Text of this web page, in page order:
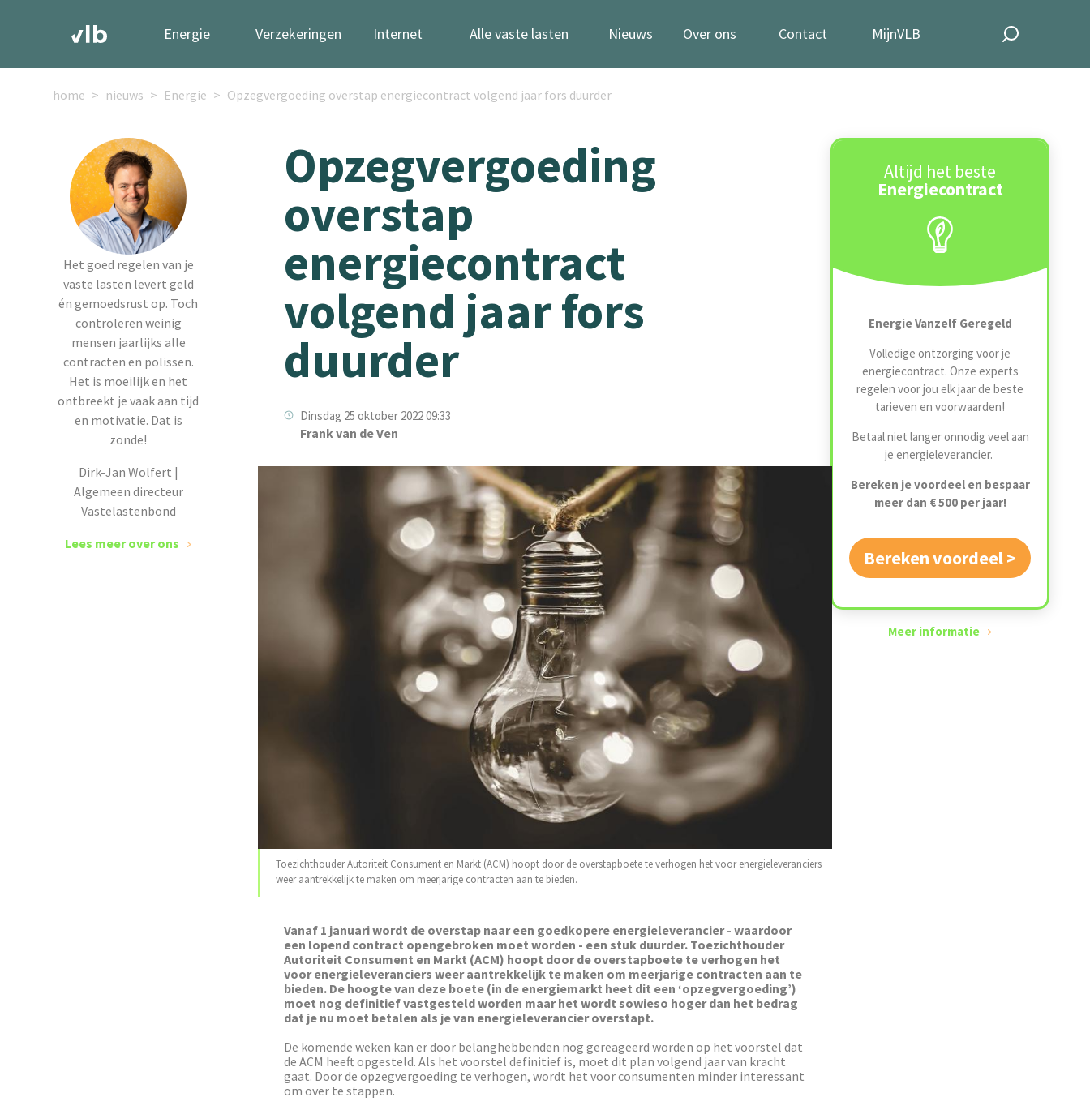
Energie Verzekeringen Internet Alle vaste lasten Nieuws Over ons Contact MijnVLB
home nieuws Energie Opzegvergoeding overstap energiecontract volgend jaar fors duurder
Het goed regelen van je
vaste lasten levert geld
én gemoedsrust op. Toch
controleren weinig
mensen jaarlijks alle
contracten en polissen.
Het is moeilijk en het
ontbreekt je vaak aan tijd
en motivatie. Dat is
zonde!
Dirk-Jan Wolfert |
Algemeen directeur
Vastelastenbond
Lees meer over ons
Altijd het beste
Energiecontract
Energie Vanzelf Geregeld
Volledige ontzorging voor je
energiecontract. Onze experts
regelen voor jou elk jaar de beste
tarieven en voorwaarden!
Betaal niet langer onnodig veel aan
je energieleverancier.
Bereken je voordeel en bespaar
meer dan € 500 per jaar!
Bereken voordeel >
Meer informatie
Opzegvergoeding
overstap
energiecontract
volgend jaar fors
duurder
Dinsdag 25 oktober 2022 09:33
Frank van de Ven
Toezichthouder Autoriteit Consument en Markt (ACM) hoopt door de overstapboete te verhogen het voor energieleveranciers
weer aantrekkelijk te maken om meerjarige contracten aan te bieden.
Vanaf 1 januari wordt de overstap naar een goedkopere energieleverancier - waardoor
een lopend contract opengebroken moet worden - een stuk duurder. Toezichthouder
Autoriteit Consument en Markt (ACM) hoopt door de overstapboete te verhogen het
voor energieleveranciers weer aantrekkelijk te maken om meerjarige contracten aan te
bieden. De hoogte van deze boete (in de energiemarkt heet dit een ‘opzegvergoeding’)
moet nog definitief vastgesteld worden maar het wordt sowieso hoger dan het bedrag
dat je nu moet betalen als je van energieleverancier overstapt.
De komende weken kan er door belanghebbenden nog gereageerd worden op het voorstel dat
de ACM heeft opgesteld. Als het voorstel definitief is, moet dit plan volgend jaar van kracht
gaat. Door de opzegvergoeding te verhogen, wordt het voor consumenten minder interessant
om over te stappen.